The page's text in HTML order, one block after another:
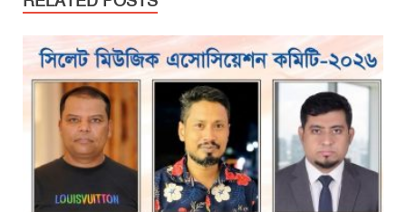
b
o
o
k
A
p
p
n
g
er